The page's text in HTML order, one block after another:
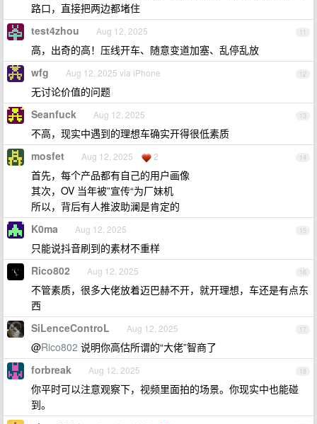
路口，直接把两边都堵住
11
test4zhou Aug 12, 2025
高，出奇的高！压线开车、随意变道加塞、乱停乱放
12
wfg Aug 12, 2025 via iPhone
无讨论价值的问题
13
Seanfuck Aug 12, 2025
不高，现实中遇到的理想车确实开得很低素质
14
mosfet Aug 12, 2025 2
首先，每个产品都有自己的用户画像
其次，OV 当年被”宣传“为厂妹机
所以，背后有人推波助澜是肯定的
15
K0ma Aug 12, 2025
只能说抖音刷到的素材不重样
16
Rico802 Aug 12, 2025
不管素质，很多大佬放着迈巴赫不开，就开理想，车还是有点东
西
17
SiLenceControL Aug 12, 2025
@Rico802 说明你高估所谓的“大佬”智商了
18
forbreak Aug 12, 2025
你平时可以注意观察下，视频里面拍的场景。你现实中也能碰
到。